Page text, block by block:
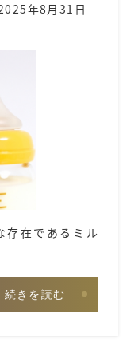
年8月31日
存在であるミル
続きを読む